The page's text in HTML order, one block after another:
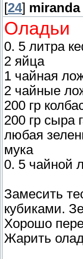
[24] miranda
Оладьи
0. 5 литра
2 яйца
1 чайная
2 чайные
200 гр
200 гр сыра
любая
мука
0. 5 чайной
Замесить
кубиками.
Хорошо
Жарить